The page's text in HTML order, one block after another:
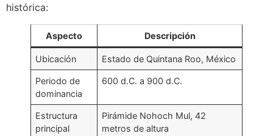
histórica:
Aspecto Descripción
Ubicación Estado de Quintana Roo, México
Periodo de
dominancia
600 d.C. a 900 d.C.
Estructura
principal
Pirámide Nohoch Mul, 42
metros de altura